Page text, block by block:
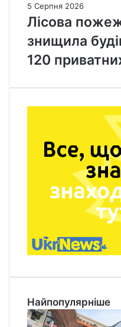
5 Серпня 2026
Лісова
знищила
120
Найпопулярніше